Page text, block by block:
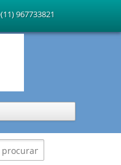
(11) 967733821